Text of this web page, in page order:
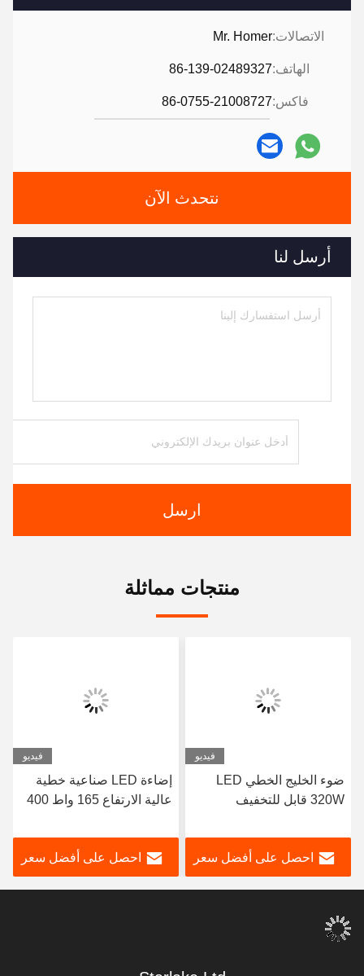
الاتصالات:Mr. Homer
الهاتف:86-139-02489327
فاكس:86-0755-21008727
نتحدث الآن
أرسل لنا
ارسل
منتجات مماثلة
فيديو
ضوء الخليج الخطي LED
320W قابل للتخفيف
احصل على أفضل سعر
فيديو
إضاءة LED صناعية خطية
عالية الارتفاع 165 واط 400
وإضاءة بيضاء ساطعة 5000
كلفن مثالية للمستودعات
والإضاءة
احصل على أفضل سعر